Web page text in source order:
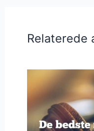
Relaterede